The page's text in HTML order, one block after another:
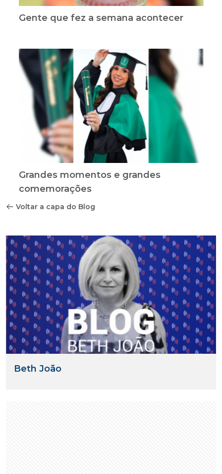
Gente que fez a semana acontecer
Grandes momentos e grandes
comemorações
Voltar a capa do Blog
Beth João